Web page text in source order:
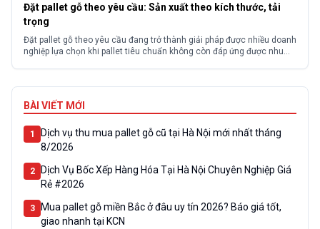
Đặt pallet gỗ theo yêu cầu: Sản xuất theo kích thước, tải
trọng
Đặt pallet gỗ theo yêu cầu đang trở thành giải pháp được nhiều doanh
nghiệp lựa chọn khi pallet tiêu chuẩn không còn đáp ứng được nhu
BÀI VIẾT MỚI
1
Dịch vụ thu mua pallet gỗ cũ tại Hà Nội mới nhất tháng
8/2026
2
Dịch Vụ Bốc Xếp Hàng Hóa Tại Hà Nội Chuyên Nghiệp Giá
Rẻ #2026
3
Mua pallet gỗ miền Bắc ở đâu uy tín 2026? Báo giá tốt,
giao nhanh tại KCN